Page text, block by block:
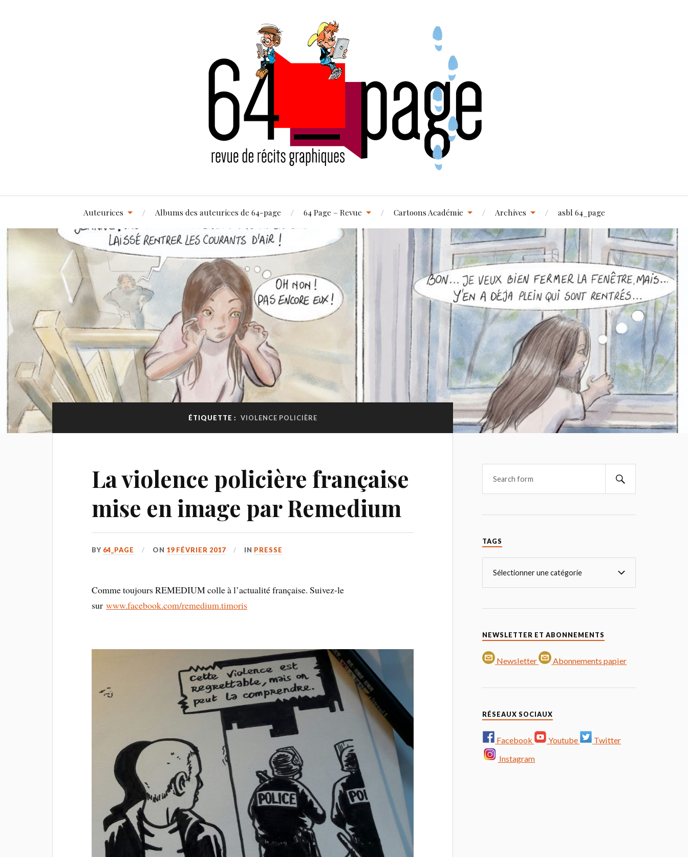
Auteurices Albums des auteurices de 64-page 64 Page – Revue Cartoons Académie Archives asbl 64_page
ÉTIQUETTE : VIOLENCE POLICIÈRE
La violence policière française
mise en image par Remedium
BY 64_PAGE ON 19 FÉVRIER 2017 IN PRESSE
Comme toujours REMEDIUM colle à l’actualité française. Suivez-le
surwww.facebook.com/remedium.timoris
TAGS
NEWSLETTER ET ABONNEMENTS
Newsletter Abonnements papier
RÉSEAUX SOCIAUX
Facebook Youtube
Twitter
Instagram